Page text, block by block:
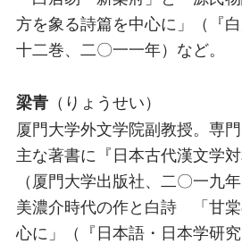
方を象る詩篇を中心に」（『
十二巻、二〇一一年）など。
梁青 （りょうせい）
厦門大学外文学院副教授。専門
主な著書に『日本古代漢文学
（厦門大学出版社、二〇一九
美濃介時代の作と白詩 「甘
心に」（『日本語・日本学研